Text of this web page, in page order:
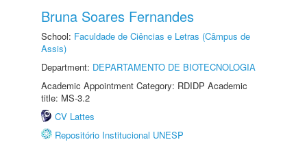
Bruna Soares Fernandes
School: Faculdade de Ciências e Letras (Câmpus de
Assis)
Department: DEPARTAMENTO DE BIOTECNOLOGIA
Academic Appointment Category: RDIDP Academic
title: MS-3.2
CV Lattes
Repositório Institucional UNESP